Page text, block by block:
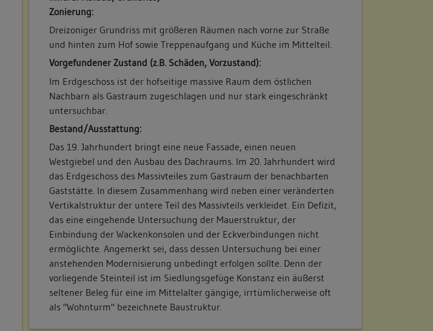
Zonierung:
Dreizoniger Grundriss mit größeren Räumen nach vorne zur Straße
und hinten zum Hof sowie Treppenaufgang und Küche im Mittelteil.
Vorgefundener Zustand (z.B. Schäden, Vorzustand):
Im Erdgeschoss ist der hofseitige massive Raum dem östlichen
Nachbarn als Gastraum zugeschlagen und nur stark eingeschränkt
untersuchbar.
Bestand/Ausstattung:
Das 19. Jahrhundert bringt eine neue Fassade, einen neuen
Westgiebel und den Ausbau des Dachraums. Im 20. Jahrhundert wird
das Erdgeschoss des Massivteiles zum Gastraum der benachbarten
Gaststätte. In diesem Zusammenhang wird neben einer veränderten
Vertikalstruktur der untere Teil des Massivteils verkleidet. Ein Defizit,
das eine eingehende Untersuchung der Mauerstruktur, der
Einbindung der Wackenkonsolen und der Eckverbindungen nicht
ermöglichte. Angemerkt sei, dass dessen Untersuchung bei einer
anstehenden Modernisierung unbedingt erfolgen sollte. Denn der
vorliegende Steinteil ist im Siedlungsgefüge Konstanz ein äußerst
seltener Beleg für eine im Mittelalter gängige, irrtümlicherweise oft
als "Wohnturm" bezeichnete Baustruktur.